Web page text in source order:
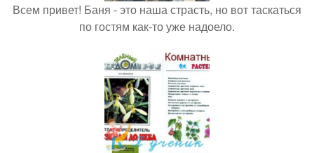
Всем привет! Баня - это наша страсть, но вот таскаться
по гостям как-то уже надоело.